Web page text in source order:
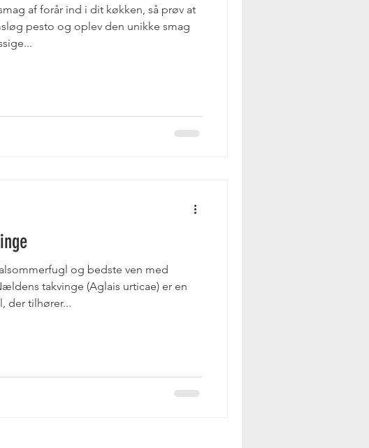
af forår ind i dit køkken, så prøv at
pesto og oplev den unikke smag
og bedste ven med
takvinge (Aglais urticae) er en
der tilhører...